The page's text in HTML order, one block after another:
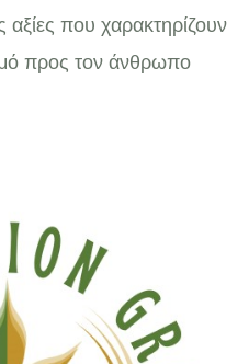
αξίες που χαρακτηρίζουν
προς τον άνθρωπο